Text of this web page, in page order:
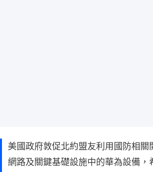
美國政府敦促北約盟友利用國防相關
網路及關鍵基礎設施中的華為設備，